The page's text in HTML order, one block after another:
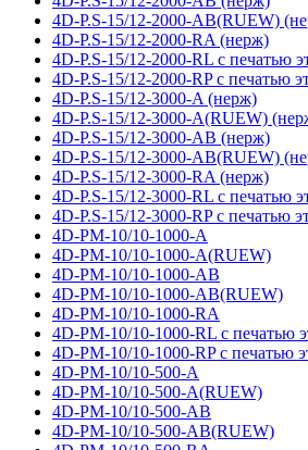
4D-P.S-15/12-2000-AB(RUEW)
4D-P.S-15/12-2000-RA (нерж)
4D-P.S-15/12-2000-RL с печатью
4D-P.S-15/12-2000-RP с печатью
4D-P.S-15/12-3000-A (нерж)
4D-P.S-15/12-3000-A(RUEW)
4D-P.S-15/12-3000-AB (нерж)
4D-P.S-15/12-3000-AB(RUEW)
4D-P.S-15/12-3000-RA (нерж)
4D-P.S-15/12-3000-RL с печатью
4D-P.S-15/12-3000-RP с печатью
4D-PM-10/10-1000-A
4D-PM-10/10-1000-A(RUEW)
4D-PM-10/10-1000-AB
4D-PM-10/10-1000-AB(RUEW)
4D-PM-10/10-1000-RA
4D-PM-10/10-1000-RL с печатью
4D-PM-10/10-1000-RP с печатью
4D-PM-10/10-500-A
4D-PM-10/10-500-A(RUEW)
4D-PM-10/10-500-AB
4D-PM-10/10-500-AB(RUEW)